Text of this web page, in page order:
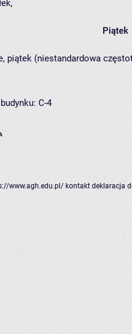
,
Piątek
piątek (niestandardowa
C-4
www.agh.edu.pl/ kontakt deklaracja